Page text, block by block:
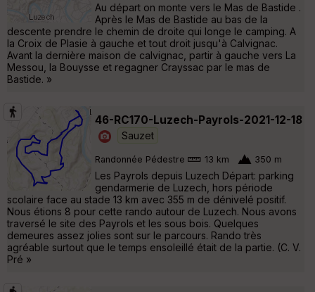
Au départ on monte vers le Mas de Bastide .
Après le Mas de Bastide au bas de la
descente prendre le chemin de droite qui longe le camping. A
la Croix de Plasie à gauche et tout droit jusqu'à Calvignac.
Avant la dernière maison de calvignac, partir à gauche vers La
Messou, la Bouysse et regagner Crayssac par le mas de
Bastide. »
46-RC170-Luzech-Payrols-2021-12-18
Sauzet
Randonnée Pédestre 13 km 350 m
Les Payrols depuis Luzech Départ: parking
gendarmerie de Luzech, hors période
scolaire face au stade 13 km avec 355 m de dénivelé positif.
Nous étions 8 pour cette rando autour de Luzech. Nous avons
traversé le site des Payrols et les sous bois. Quelques
demeures assez jolies sont sur le parcours. Rando très
agréable surtout que le temps ensoleillé était de la partie. (C. V.
Pré »